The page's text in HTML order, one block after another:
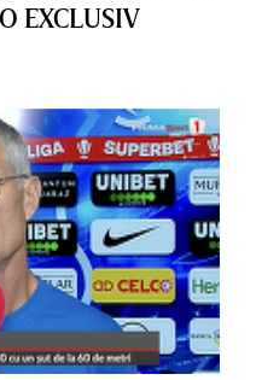
EXCLUSIV